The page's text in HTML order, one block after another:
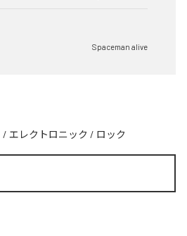
Spaceman alive
/ エレクトロニック / ロック